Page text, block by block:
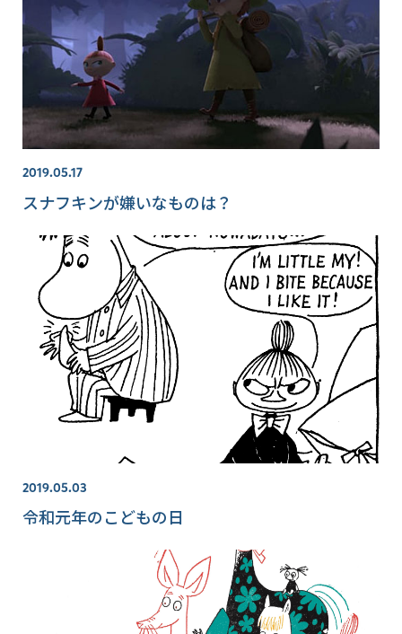
2019.05.17
スナフキンが嫌いなものは？
2019.05.03
令和元年のこどもの日